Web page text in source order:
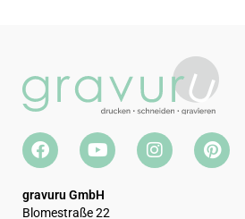
Bitte beachte, dass es sich hierbei um
welches mit entsprechender Sorgfalt
gravuru GmbH
Blomestraße 22